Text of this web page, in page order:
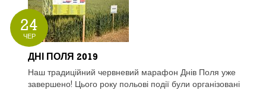
24
ЧЕР
ДНІ ПОЛЯ 2019
Наш традиційний червневий марафон Днів Поля уже
завершено! Цього року польові події були організовані